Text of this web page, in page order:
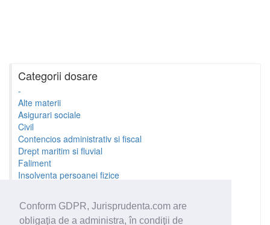
Conform GDPR, Jurisprudenta.com are
obligaţia de a administra, în condiţii de
Categorii dosare
-
Alte materii
Asigurari sociale
Civil
Contencios administrativ si fiscal
Drept maritim si fluvial
Faliment
Insolventa persoanei fizice
Minori si familie